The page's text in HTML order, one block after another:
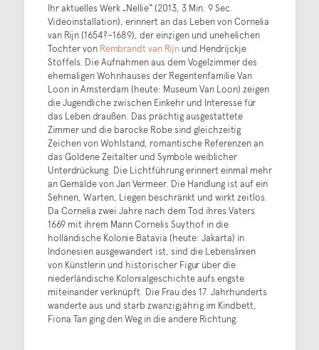
Ihr aktuelles Werk „Nellie“ (2013, 3 Min. 9 Sec.
Videoinstallation), erinnert an das Leben von Cornelia
van Rijn (1654?–1689), der einzigen und unehelichen
Tochter von Rembrandt van Rijnund Hendrijckje
Stoffels. Die Aufnahmen aus dem Vogelzimmer des
ehemaligen Wohnhauses der Regentenfamilie Van
Loon in Amsterdam (heute: Museum Van Loon) zeigen
die Jugendliche zwischen Einkehr und Interesse für
das Leben draußen. Das prächtig ausgestattete
Zimmer und die barocke Robe sind gleichzeitig
Zeichen von Wohlstand, romantische Referenzen an
das Goldene Zeitalter und Symbole weiblicher
Unterdrückung. Die Lichtführung erinnert einmal mehr
an Gemälde von Jan Vermeer. Die Handlung ist auf ein
Sehnen, Warten, Liegen beschränkt und wirkt zeitlos.
Da Cornelia zwei Jahre nach dem Tod ihres Vaters
1669 mit ihrem Mann Cornelis Suythof in die
holländische Kolonie Batavia (heute: Jakarta) in
Indonesien ausgewandert ist, sind die Lebenslinien
von Künstlerin und historischer Figur über die
niederländische Kolonialgeschichte aufs engste
miteinander verknüpft. Die Frau des 17. Jahrhunderts
wanderte aus und starb zwanzigjährig im Kindbett,
Fiona Tan ging den Weg in die andere Richtung.